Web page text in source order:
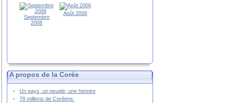
Septembre
2008
Août 2006
A propos de la Corée
Un pays, un peuple, une histoire
78 millions de Coréens